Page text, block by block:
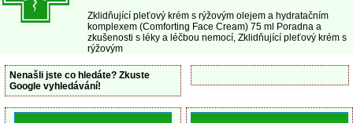
Zklidňující pleťový krém s rýžovým olejem a hydratačním
komplexem (Comforting Face Cream) 75 ml Poradna a
zkušenosti s léky a léčbou nemocí, Zklidňující pleťový krém s
rýžovým
Nenašli jste co hledáte? Zkuste
Google vyhledávání!